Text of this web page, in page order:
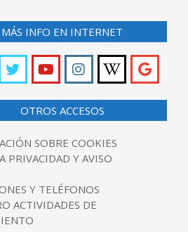
MÁS INFO EN INTERNET
OTROS ACCESOS
SOBRE COOKIES
PRIVACIDAD Y AVISO
Y TELÉFONOS
ACTIVIDADES DE